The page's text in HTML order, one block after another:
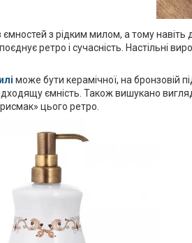
з рідким милом, а тому
поєднує ретро і сучасність. Настільні
може бути керамічної, на бронзовій
ємність. Також вишукано
цього ретро.